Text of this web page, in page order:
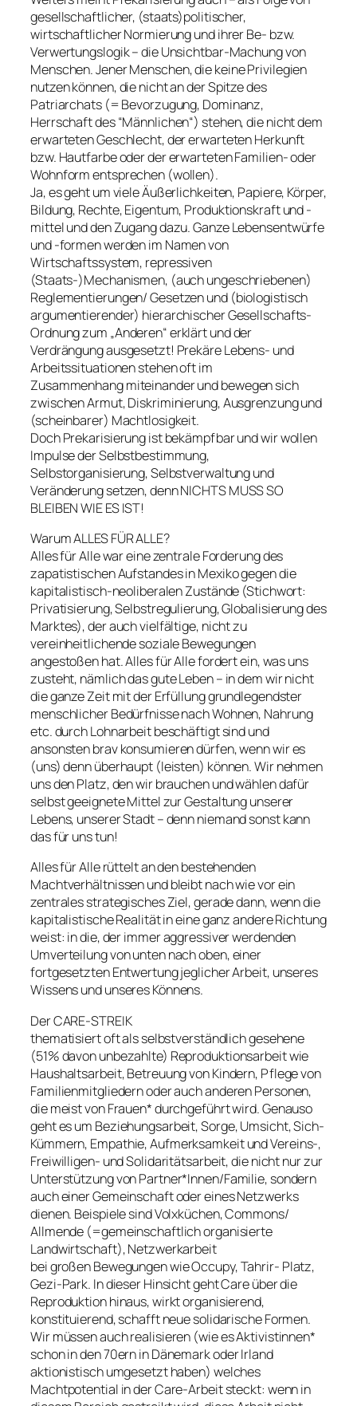
gesellschaftlicher, (staats)politischer,
wirtschaftlicher Normierung und ihrer Be- bzw.
Verwertungslogik – die Unsichtbar-Machung von
Menschen. Jener Menschen, die keine Privilegien
nutzen können, die nicht an der Spitze des
Patriarchats (= Bevorzugung, Dominanz,
Herrschaft des “Männlichen“) stehen, die nicht dem
erwarteten Geschlecht, der erwarteten Herkunft
bzw. Hautfarbe oder der erwarteten Familien- oder
Wohnform entsprechen (wollen).
Ja, es geht um viele Äußerlichkeiten, Papiere, Körper,
Bildung, Rechte, Eigentum, Produktionskraft und -
mittel und den Zugang dazu. Ganze Lebensentwürfe
und -formen werden im Namen von
Wirtschaftssystem, repressiven
(Staats-)Mechanismen, (auch ungeschriebenen)
Reglementierungen/ Gesetzen und (biologistisch
argumentierender) hierarchischer Gesellschafts-
Ordnung zum „Anderen“ erklärt und der
Verdrängung ausgesetzt! Prekäre Lebens- und
Arbeitssituationen stehen oft im
Zusammenhang miteinander und bewegen sich
zwischen Armut, Diskriminierung, Ausgrenzung und
(scheinbarer) Machtlosigkeit.
Doch Prekarisierung ist bekämpfbar und wir wollen
Impulse der Selbstbestimmung,
Selbstorganisierung, Selbstverwaltung und
Veränderung setzen, denn NICHTS MUSS SO
BLEIBEN WIE ES IST!
Warum ALLES FÜR ALLE?
Alles für Alle war eine zentrale Forderung des
zapatistischen Aufstandes in Mexiko gegen die
kapitalistisch-neoliberalen Zustände (Stichwort:
Privatisierung, Selbstregulierung, Globalisierung des
Marktes), der auch vielfältige, nicht zu
vereinheitlichende soziale Bewegungen
angestoßen hat. Alles für Alle fordert ein, was uns
zusteht, nämlich das gute Leben – in dem wir nicht
die ganze Zeit mit der Erfüllung grundlegendster
menschlicher Bedürfnisse nach Wohnen, Nahrung
etc. durch Lohnarbeit beschäftigt sind und
ansonsten brav konsumieren dürfen, wenn wir es
(uns) denn überhaupt (leisten) können. Wir nehmen
uns den Platz, den wir brauchen und wählen dafür
selbst geeignete Mittel zur Gestaltung unserer
Lebens, unserer Stadt – denn niemand sonst kann
das für uns tun!
Alles für Alle rüttelt an den bestehenden
Machtverhältnissen und bleibt nach wie vor ein
zentrales strategisches Ziel, gerade dann, wenn die
kapitalistische Realität in eine ganz andere Richtung
weist: in die, der immer aggressiver werdenden
Umverteilung von unten nach oben, einer
fortgesetzten Entwertung jeglicher Arbeit, unseres
Wissens und unseres Könnens.
Der CARE-STREIK
thematisiert oft als selbstverständlich gesehene
(51% davon unbezahlte) Reproduktionsarbeit wie
Haushaltsarbeit, Betreuung von Kindern, Pflege von
Familienmitgliedern oder auch anderen Personen,
die meist von Frauen* durchgeführt wird. Genauso
geht es um Beziehungsarbeit, Sorge, Umsicht, Sich-
Kümmern, Empathie, Aufmerksamkeit und Vereins-,
Freiwilligen- und Solidaritätsarbeit, die nicht nur zur
Unterstützung von Partner*Innen/Familie, sondern
auch einer Gemeinschaft oder eines Netzwerks
dienen. Beispiele sind Volxküchen, Commons/
Allmende (=gemeinschaftlich organisierte
Landwirtschaft), Netzwerkarbeit
bei großen Bewegungen wie Occupy, Tahrir- Platz,
Gezi-Park. In dieser Hinsicht geht Care über die
Reproduktion hinaus, wirkt organisierend,
konstituierend, schafft neue solidarische Formen.
Wir müssen auch realisieren (wie es Aktivistinnen*
schon in den 70ern in Dänemark oder Irland
aktionistisch umgesetzt haben) welches
Machtpotential in der Care-Arbeit steckt: wenn in